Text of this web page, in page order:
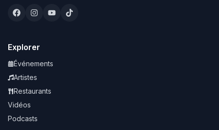
Explorer
Événements
Artistes
Restaurants
Vidéos
Podcasts